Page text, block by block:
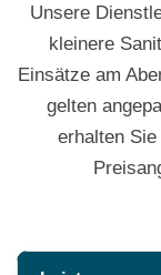
Unsere
kleinere
Einsätze am
gelten
erhalten